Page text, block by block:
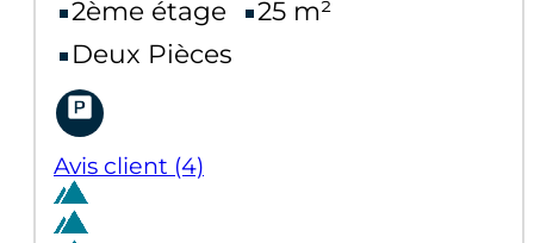
2ème étage
25 m²
Deux Pièces
Avis client (4)